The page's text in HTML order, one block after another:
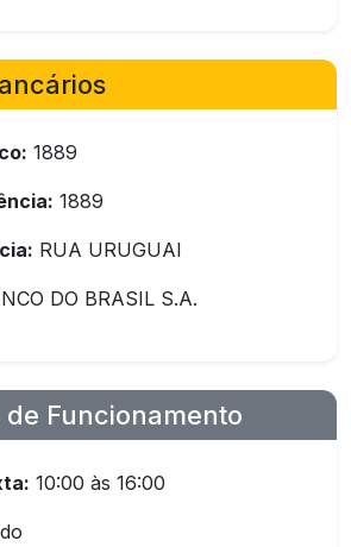
1889
1889
RUA URUGUAI
DO BRASIL S.A.
de Funcionamento
10:00 às 16:00